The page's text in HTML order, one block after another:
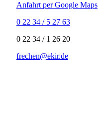
Anfahrt per Google Maps
0 22 34 / 5 27 63
‍0 22 34 / ‍1 26 20
frechen@ekir.de